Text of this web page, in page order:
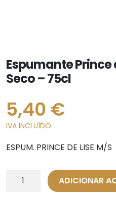
Espumante Prince
Seco – 75cl
5,40 €
IVA INCLUÍDO
ESPUM. PRINCE DE LISE M/S
Quantidade ADICIONAR